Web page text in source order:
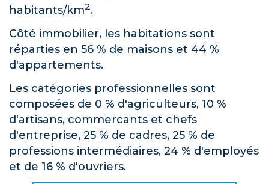
habitants/km2.
Côté immobilier, les habitations sont
réparties en 56 % de maisons et 44 %
d'appartements.
Les catégories professionnelles sont
composées de 0 % d'agriculteurs, 10 %
d'artisans, commercants et chefs
d'entreprise, 25 % de cadres, 25 % de
professions intermédiaires, 24 % d'employés
et de 16 % d'ouvriers.